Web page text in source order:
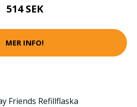
514 SEK
MER INFO!